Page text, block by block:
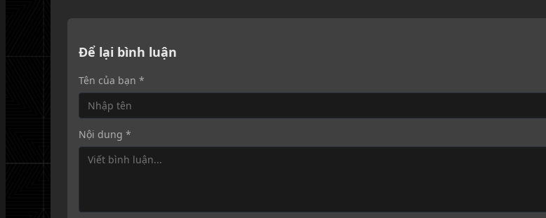
Để lại bình luận
Tên của bạn *
Nội dung *